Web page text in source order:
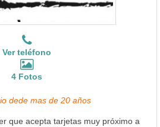
Ver teléfono
4 Fotos
dede mas de 20 años
que acepta tarjetas muy próximo a